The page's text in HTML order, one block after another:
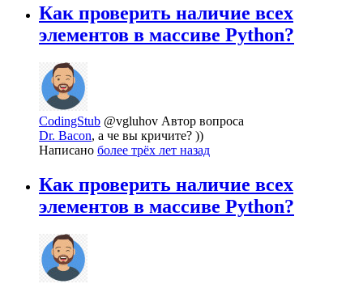
Как проверить наличие всех
элементов в массиве Python?
CodingStub @vgluhov Автор вопроса
Dr. Bacon, а че вы кричите? ))
Написано более трёх лет назад
Как проверить наличие всех
элементов в массиве Python?